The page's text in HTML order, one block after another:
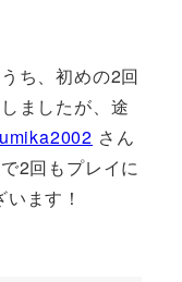
ち、初めの2回
ましたが、途
さん
2回もプレイに
ます！